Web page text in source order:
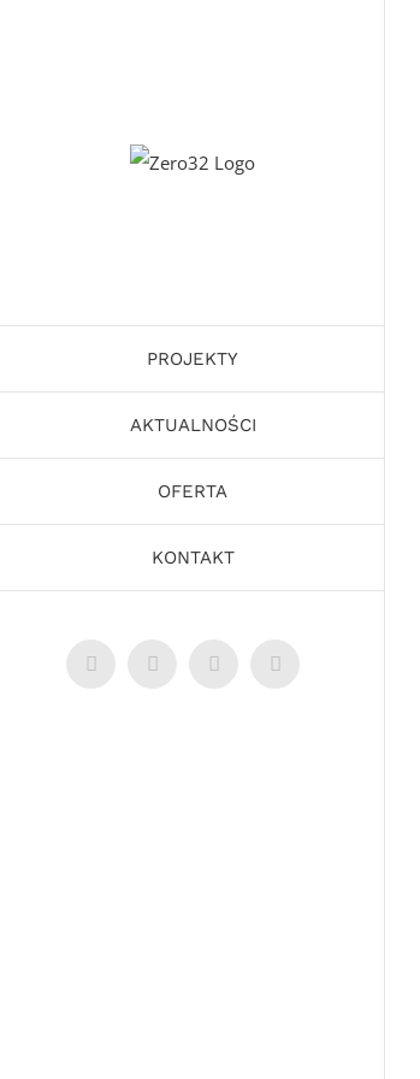
PROJEKTY
AKTUALNOŚCI
OFERTA
KONTAKT
FacebookLinkedInInstagramPinterest